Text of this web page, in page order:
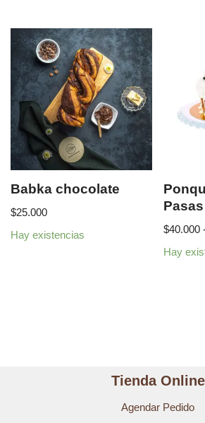
Babka chocolate
$25.000
Hay existencias
Pasas
$40.000
Hay
Tienda Online
Agendar Pedido